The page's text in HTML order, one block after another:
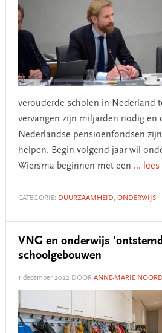
verouderde scholen in Nederland
vervangen zijn miljarden nodig en
Nederlandse pensioenfondsen
helpen. Begin volgend jaar wil
Wiersma beginnen met een ...
CATEGORIE: DUURZAAMHEID, ONDERWIJS
VNG en onderwijs
schoolgebouwen
1 december 2022DOOR ANNE-MARIE